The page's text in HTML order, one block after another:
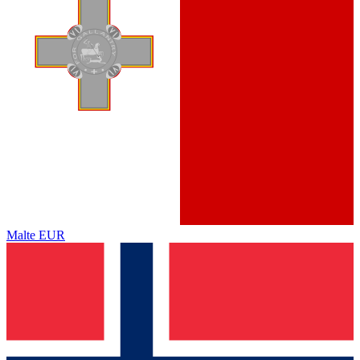
Malte EUR